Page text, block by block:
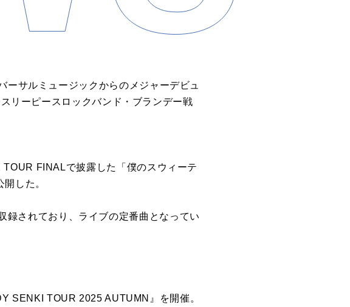
サルミュージックからのメジャーデビュ
リーピースロックバンド・ブランデー戦
FINALで披露した「僕のスウィーテ
した。
されており、ライブの定番曲となってい
SENKI TOUR 2025 AUTUMN』を開催。